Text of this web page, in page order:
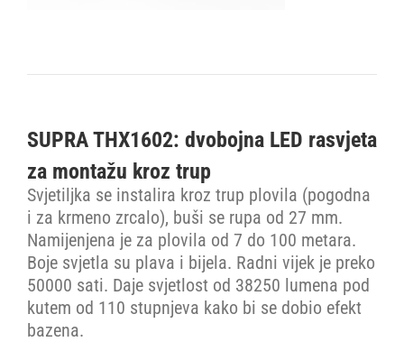
SUPRA THX1602: dvobojna LED rasvjeta
za montažu kroz trup
Svjetiljka se instalira kroz trup plovila (pogodna
i za krmeno zrcalo), buši se rupa od 27 mm.
Namijenjena je za plovila od 7 do 100 metara.
Boje svjetla su plava i bijela. Radni vijek je preko
50000 sati. Daje svjetlost od 38250 lumena pod
kutem od 110 stupnjeva kako bi se dobio efekt
bazena.